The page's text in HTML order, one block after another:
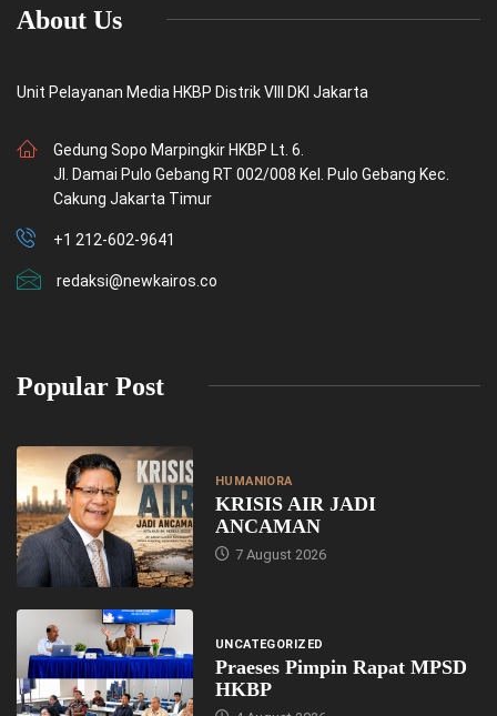
About Us
Unit Pelayanan Media HKBP Distrik VIII DKI Jakarta
Gedung Sopo Marpingkir HKBP Lt. 6.
Jl. Damai Pulo Gebang RT 002/008 Kel. Pulo Gebang Kec.
Cakung Jakarta Timur
+1 212-602-9641
redaksi@newkairos.co
Popular Post
HUMANIORA
KRISIS AIR JADI
ANCAMAN
7 August 2026
UNCATEGORIZED
Praeses Pimpin Rapat MPSD
HKBP